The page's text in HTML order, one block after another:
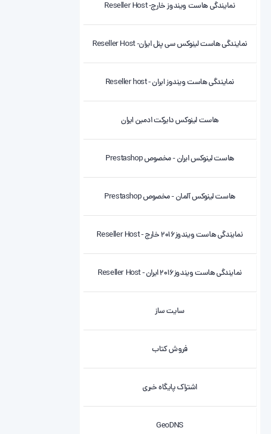
نمایندگی هاست ویندوز خارج- Reseller Host
نمایندگی هاست لینوکس سی پنل ایران- Reseller Host
نمایندگی هاست ویندوز ایران - Reseller host
هاست لینوکس دایرکت ادمین ایران
هاست لینوکس ایران - مخصوص Prestashop
هاست لینوکس آلمان - مخصوص Prestashop
نمایندگی هاست ویندوز2016 خارج - Reseller Host
نمایندگی هاست ویندوز2016 ایران - Reseller Host
سایت ساز
فروش کتاب
اشتراک پایگاه خبری
GeoDNS